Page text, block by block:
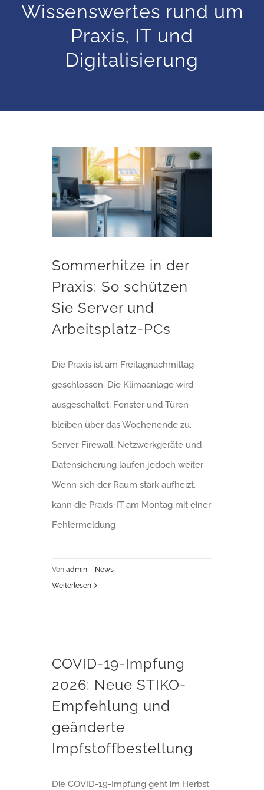
Wissenswertes rund um
Praxis, IT und
Digitalisierung
Sommerhitze in der
Praxis: So schützen
Sie Server und
Arbeitsplatz-PCs
Die Praxis ist am Freitagnachmittag
geschlossen. Die Klimaanlage wird
ausgeschaltet, Fenster und Türen
bleiben über das Wochenende zu.
Server, Firewall, Netzwerkgeräte und
Datensicherung laufen jedoch weiter.
Wenn sich der Raum stark aufheizt,
kann die Praxis-IT am Montag mit einer
Fehlermeldung
Vonadmin | News
Weiterlesen
COVID-19-Impfung
2026: Neue STIKO-
Empfehlung und
geänderte
Impfstoffbestellung
Die COVID-19-Impfung geht im Herbst